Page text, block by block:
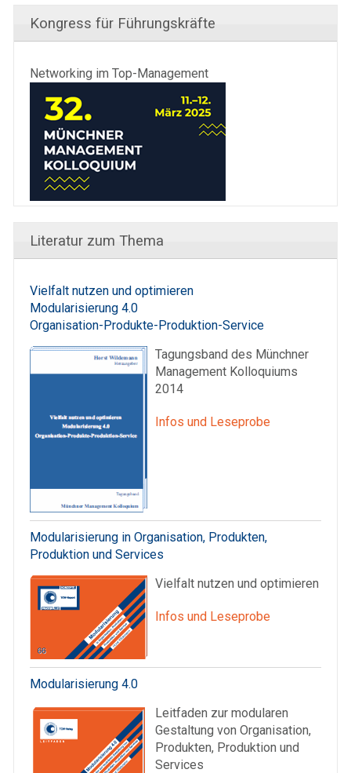
Kongress für Führungskräfte
Networking im Top-Management
Literatur zum Thema
Vielfalt nutzen und optimieren
Modularisierung 4.0
Organisation-Produkte-Produktion-Service
Tagungsband des Münchner
Management Kolloquiums
2014
Infos und Leseprobe
Modularisierung in Organisation, Produkten,
Produktion und Services
Vielfalt nutzen und optimieren
Infos und Leseprobe
Modularisierung 4.0
Leitfaden zur modularen
Gestaltung von Organisation,
Produkten, Produktion und
Services